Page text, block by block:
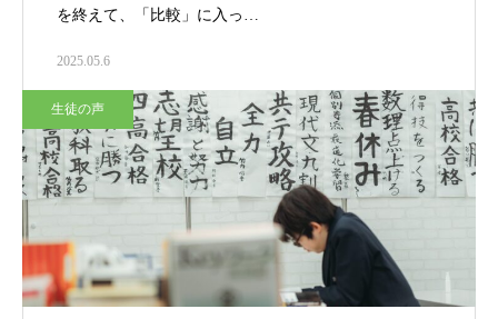
を終えて、「比較」に入っ…
2025.05.6
生徒の声